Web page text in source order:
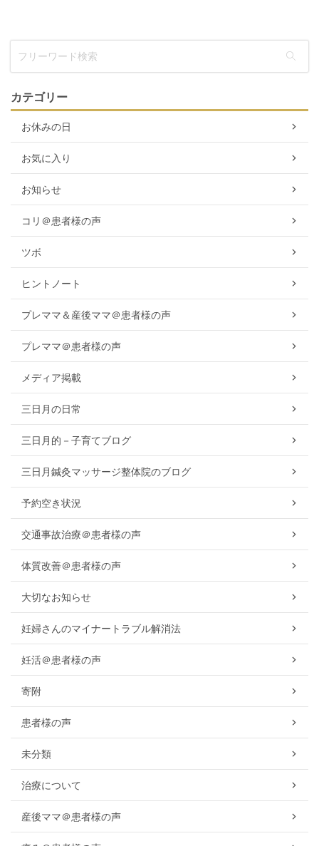
カテゴリー
お休みの日
お気に入り
お知らせ
コリ＠患者様の声
ツボ
ヒントノート
プレママ＆産後ママ＠患者様の声
プレママ＠患者様の声
メディア掲載
三日月の日常
三日月的－子育てブログ
三日月鍼灸マッサージ整体院のブログ
予約空き状況
交通事故治療＠患者様の声
体質改善＠患者様の声
大切なお知らせ
妊婦さんのマイナートラブル解消法
妊活＠患者様の声
寄附
患者様の声
未分類
治療について
産後ママ＠患者様の声